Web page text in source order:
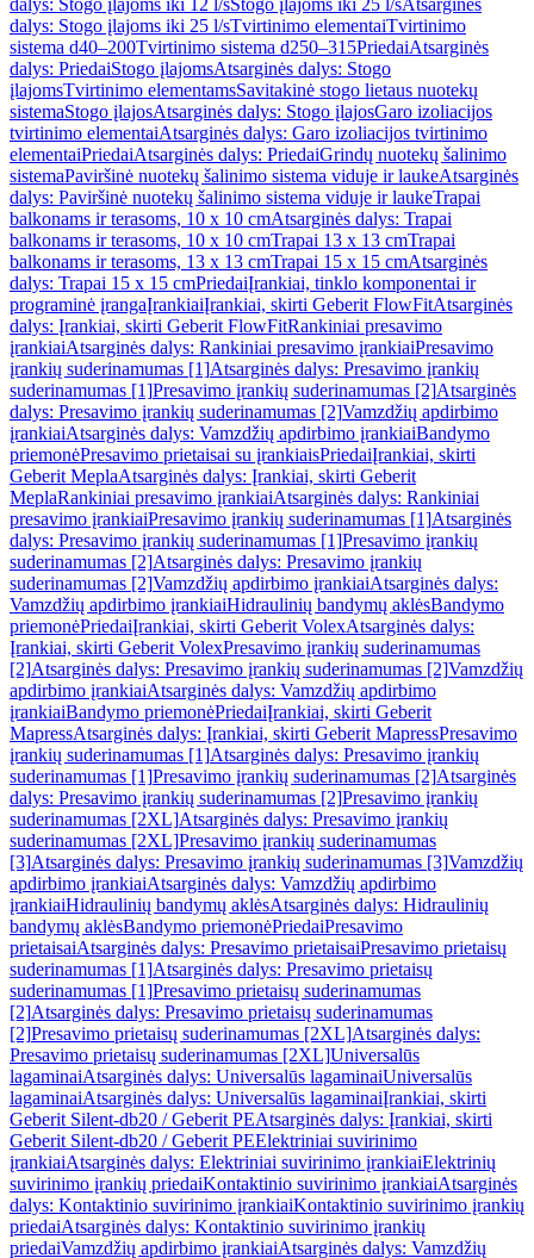
dalys: Stogo įlajoms iki 12 l/sStogo įlajoms iki 25 l/sAtsarginės
dalys: Stogo įlajoms iki 25 l/sTvirtinimo elementaiTvirtinimo
sistema d40–200Tvirtinimo sistema d250–315PriedaiAtsarginės
dalys: PriedaiStogo įlajomsAtsarginės dalys: Stogo
įlajomsTvirtinimo elementamsSavitakinė stogo lietaus nuotekų
sistemaStogo įlajosAtsarginės dalys: Stogo įlajosGaro izoliacijos
tvirtinimo elementaiAtsarginės dalys: Garo izoliacijos tvirtinimo
elementaiPriedaiAtsarginės dalys: PriedaiGrindų nuotekų šalinimo
sistemaPaviršinė nuotekų šalinimo sistema viduje ir laukeAtsarginės
dalys: Paviršinė nuotekų šalinimo sistema viduje ir laukeTrapai
balkonams ir terasoms, 10 x 10 cmAtsarginės dalys: Trapai
balkonams ir terasoms, 10 x 10 cmTrapai 13 x 13 cmTrapai
balkonams ir terasoms, 13 x 13 cmTrapai 15 x 15 cmAtsarginės
dalys: Trapai 15 x 15 cmPriedaiĮrankiai, tinklo komponentai ir
programinė įrangaĮrankiaiĮrankiai, skirti Geberit FlowFitAtsarginės
dalys: Įrankiai, skirti Geberit FlowFitRankiniai presavimo
įrankiaiAtsarginės dalys: Rankiniai presavimo įrankiaiPresavimo
įrankių suderinamumas [1]Atsarginės dalys: Presavimo įrankių
suderinamumas [1]Presavimo įrankių suderinamumas [2]Atsarginės
dalys: Presavimo įrankių suderinamumas [2]Vamzdžių apdirbimo
įrankiaiAtsarginės dalys: Vamzdžių apdirbimo įrankiaiBandymo
priemonėPresavimo prietaisai su įrankiaisPriedaiĮrankiai, skirti
Geberit MeplaAtsarginės dalys: Įrankiai, skirti Geberit
MeplaRankiniai presavimo įrankiaiAtsarginės dalys: Rankiniai
presavimo įrankiaiPresavimo įrankių suderinamumas [1]Atsarginės
dalys: Presavimo įrankių suderinamumas [1]Presavimo įrankių
suderinamumas [2]Atsarginės dalys: Presavimo įrankių
suderinamumas [2]Vamzdžių apdirbimo įrankiaiAtsarginės dalys:
Vamzdžių apdirbimo įrankiaiHidraulinių bandymų aklėsBandymo
priemonėPriedaiĮrankiai, skirti Geberit VolexAtsarginės dalys:
Įrankiai, skirti Geberit VolexPresavimo įrankių suderinamumas
[2]Atsarginės dalys: Presavimo įrankių suderinamumas [2]Vamzdžių
apdirbimo įrankiaiAtsarginės dalys: Vamzdžių apdirbimo
įrankiaiBandymo priemonėPriedaiĮrankiai, skirti Geberit
MapressAtsarginės dalys: Įrankiai, skirti Geberit MapressPresavimo
įrankių suderinamumas [1]Atsarginės dalys: Presavimo įrankių
suderinamumas [1]Presavimo įrankių suderinamumas [2]Atsarginės
dalys: Presavimo įrankių suderinamumas [2]Presavimo įrankių
suderinamumas [2XL]Atsarginės dalys: Presavimo įrankių
suderinamumas [2XL]Presavimo įrankių suderinamumas
[3]Atsarginės dalys: Presavimo įrankių suderinamumas [3]Vamzdžių
apdirbimo įrankiaiAtsarginės dalys: Vamzdžių apdirbimo
įrankiaiHidraulinių bandymų aklėsAtsarginės dalys: Hidraulinių
bandymų aklėsBandymo priemonėPriedaiPresavimo
prietaisaiAtsarginės dalys: Presavimo prietaisaiPresavimo prietaisų
suderinamumas [1]Atsarginės dalys: Presavimo prietaisų
suderinamumas [1]Presavimo prietaisų suderinamumas
[2]Atsarginės dalys: Presavimo prietaisų suderinamumas
[2]Presavimo prietaisų suderinamumas [2XL]Atsarginės dalys:
Presavimo prietaisų suderinamumas [2XL]Universalūs
lagaminaiAtsarginės dalys: Universalūs lagaminaiUniversalūs
lagaminaiAtsarginės dalys: Universalūs lagaminaiĮrankiai, skirti
Geberit Silent-db20 / Geberit PEAtsarginės dalys: Įrankiai, skirti
Geberit Silent-db20 / Geberit PEElektriniai suvirinimo
įrankiaiAtsarginės dalys: Elektriniai suvirinimo įrankiaiElektrinių
suvirinimo įrankių priedaiKontaktinio suvirinimo įrankiaiAtsarginės
dalys: Kontaktinio suvirinimo įrankiaiKontaktinio suvirinimo įrankių
priedaiAtsarginės dalys: Kontaktinio suvirinimo įrankių
priedaiVamzdžių apdirbimo įrankiaiAtsarginės dalys: Vamzdžių